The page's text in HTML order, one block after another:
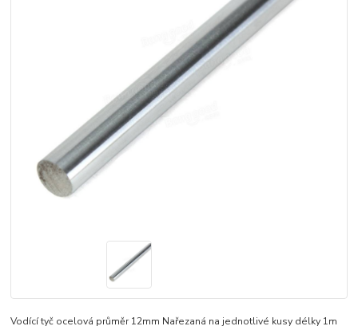
Vodící tyč ocelová průměr 12mm Nařezaná na jednotlivé kusy délky 1m